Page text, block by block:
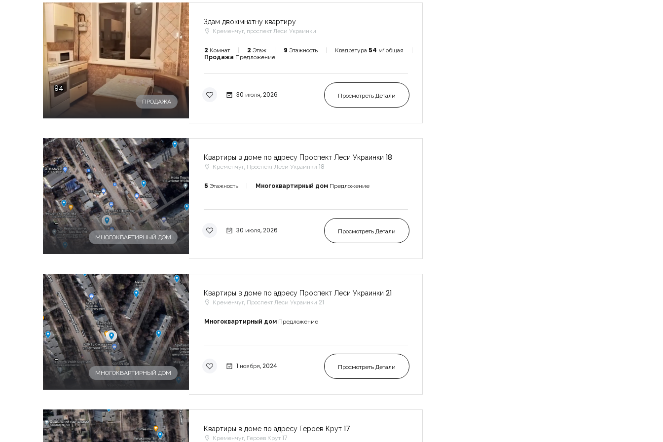
94
ПРОДАЖА
Здам двокімнатну квартиру
Кременчуг, проспект Леси Украинки
2 Комнат 2 Этаж 9 Этажность Квадратура 54 м² общая
Продажа Предложение
30 июля, 2026 Просмотреть Детали
-
МНОГОКВАРТИРНЫЙ ДОМ
Квартиры в доме по адресу Проспект Леси Украинки 18
Кременчуг, Проспект Леси Украинки 18
5 Этажность Многоквартирный дом Предложение
30 июля, 2026 Просмотреть Детали
-
МНОГОКВАРТИРНЫЙ ДОМ
Квартиры в доме по адресу Проспект Леси Украинки 21
Кременчуг, Проспект Леси Украинки 21
Многоквартирный дом Предложение
1 ноября, 2024 Просмотреть Детали
Квартиры в доме по адресу Героев Крут 17
Кременчуг, Героев Крут 17